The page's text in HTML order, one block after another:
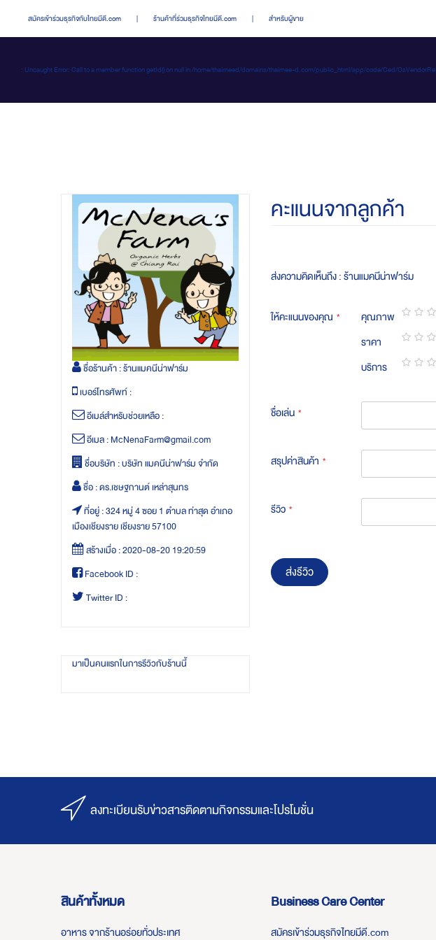
สมัครเข้าร่วมธุรกิจกับไทยมีดี.com | ร้านค้าที่ร่วมธุรกิจไทยมีดี.com | สำหรับผู้ขาย
: Uncaught Error: Call to a member function getId() on null in /home/thaimeed/domains/thaimee-d.com/public_html/app/code/Ced/
ชื่อร้านค้า :ร้านแมคนีน่าฟาร์ม
เบอร์โทรศัพท์ :
อีเมล์สำหรับช่วยเหลือ :
อีเมล :McNenaFarm@gmail.com
ชื่อบริษัท :บริษัท แมคนีน่าฟาร์ม จำกัด
ชื่อ :ดร.เชษฐกานต์ เหล่าสุนทร
ที่อยู่ :324 หมู่ 4 ซอย 1 ตำบล ท่าสุด อำเภอ
เมืองเชียงราย เชียงราย 57100
สร้างเมื่อ :2020-08-20 19:20:59
Facebook ID :
Twitter ID :
มาเป็นคนแรกในการรีวิวกับร้านนี้
คะแนนจากลูกค้า
ส่งความคิดเห็นถึง : ร้านแมคนีน่าฟาร์ม
ให้คะแนนของคุณ คุณภาพ
1
star
2
stars
3
stars
4
stars
5
stars
ราคา
1
star
2
stars
3
stars
4
stars
5
stars
บริการ
ชื่อเล่น
สรุปค่าสินค้า
รีวิว
ส่งรีวิว
ลงทะเบียนรับข่าวสารติดตามกิจกรรมและโปรโมชั่น
สินค้าทั้งหมด
อาหาร จากร้านอร่อยทั่วประเทศ
Business Care Center
สมัครเข้าร่วมธุรกิจไทยมีดี.com